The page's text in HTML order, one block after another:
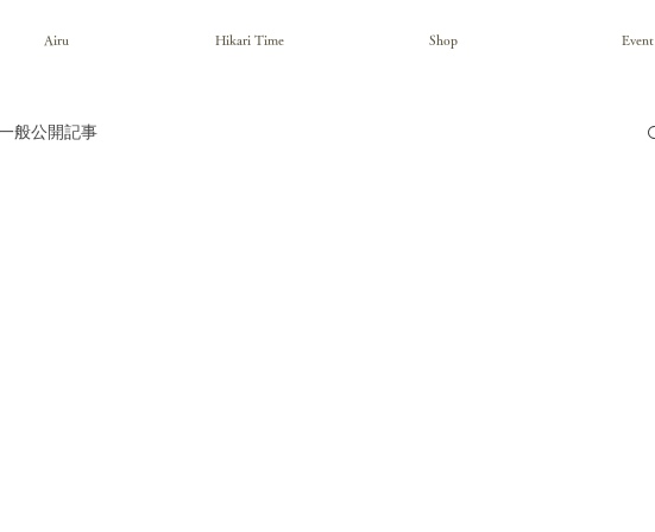
Airu Hikari Time Shop Event
般公開記事